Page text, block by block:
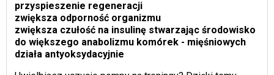
przyspieszenie regeneracji
zwiększa odporność organizmu
zwiększa czułość na insulinę stwarzając środowisko
do większego anabolizmu komórek - mięśniowych
działa antyoksydacyjnie